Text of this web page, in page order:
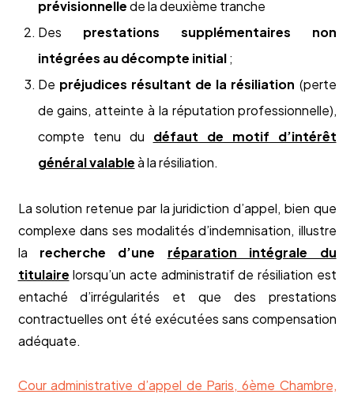
prévisionnellede la deuxième tranche
Des prestations supplémentaires non
intégrées au décompte initial;
De préjudices résultant de la résiliation (perte
de gains, atteinte à la réputation professionnelle),
compte tenu du défaut de motif d’intérêt
général valableà la résiliation.
La solution retenue par la juridiction d’appel, bien que
complexe dans ses modalités d’indemnisation, illustre
la recherche d’une réparation intégrale du
titulaire lorsqu’un acte administratif de résiliation est
entaché d’irrégularités et que des prestations
contractuelles ont été exécutées sans compensation
adéquate.
Cour administrative d’appel de Paris, 6ème Chambre,